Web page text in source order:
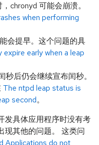
chronyd 可能会崩溃。
when performing
会提早。这个问题的具
expire early when a leap
后仍会继续宣布闰秒。
The ntpd leap status is
second。
发具体应用程序时没有考
现其他的问题。 这类问
Applications do not